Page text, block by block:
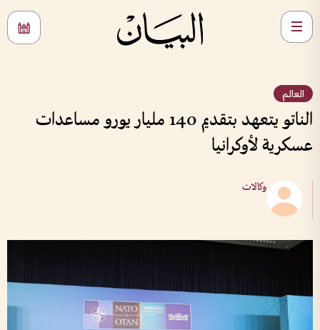
العالم
الناتو يتعهد بتقديم 140 مليار يورو مساعدات
عسكرية لأوكرانيا
وكالات